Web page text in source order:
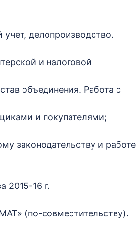
учет, делопроизводство.
и налоговой
объединения. Работа с
и покупателями;
законодательству и работе
2015-16 г.
(по-совместительству).